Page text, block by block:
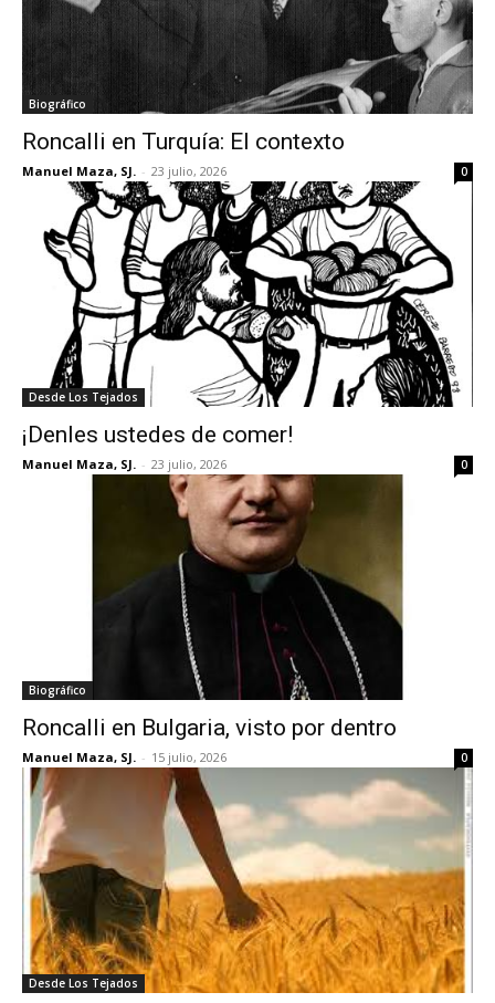
Biográfico
Roncalli en Turquía: El contexto
Manuel Maza, SJ. - 23 julio, 2026 0
Desde Los Tejados
¡Denles ustedes de comer!
Manuel Maza, SJ. - 23 julio, 2026 0
Biográfico
Roncalli en Bulgaria, visto por dentro
Manuel Maza, SJ. - 15 julio, 2026 0
Desde Los Tejados